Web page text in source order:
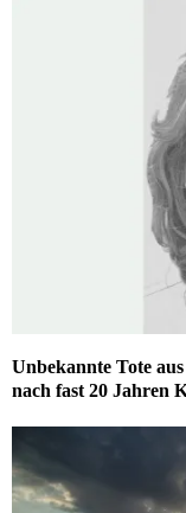
Unbekannte Tote
nach fast 20 Jahren